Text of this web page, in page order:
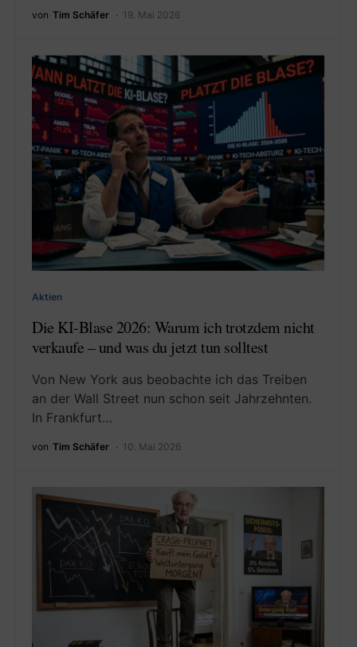
von Tim Schäfer 19. Mai 2026
Aktien
Die KI-Blase 2026: Warum ich trotzdem nicht
verkaufe – und was du jetzt tun solltest
Von New York aus beobachte ich das Treiben
an der Wall Street nun schon seit Jahrzehnten.
In Frankfurt…
von Tim Schäfer 10. Mai 2026